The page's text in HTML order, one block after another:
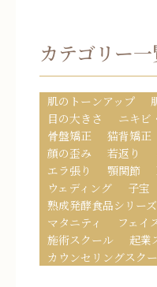
カテゴリー
肌のトーンアップ
目の大きさ
ニキビ
骨盤矯正
猫背矯正
顔の歪み
若返り
エラ張り
顎関節
ウェディング
子宝
熟成発酵食品シリーズ
マタニティ
フェイ
施術スクール
起業
カウンセリングスク